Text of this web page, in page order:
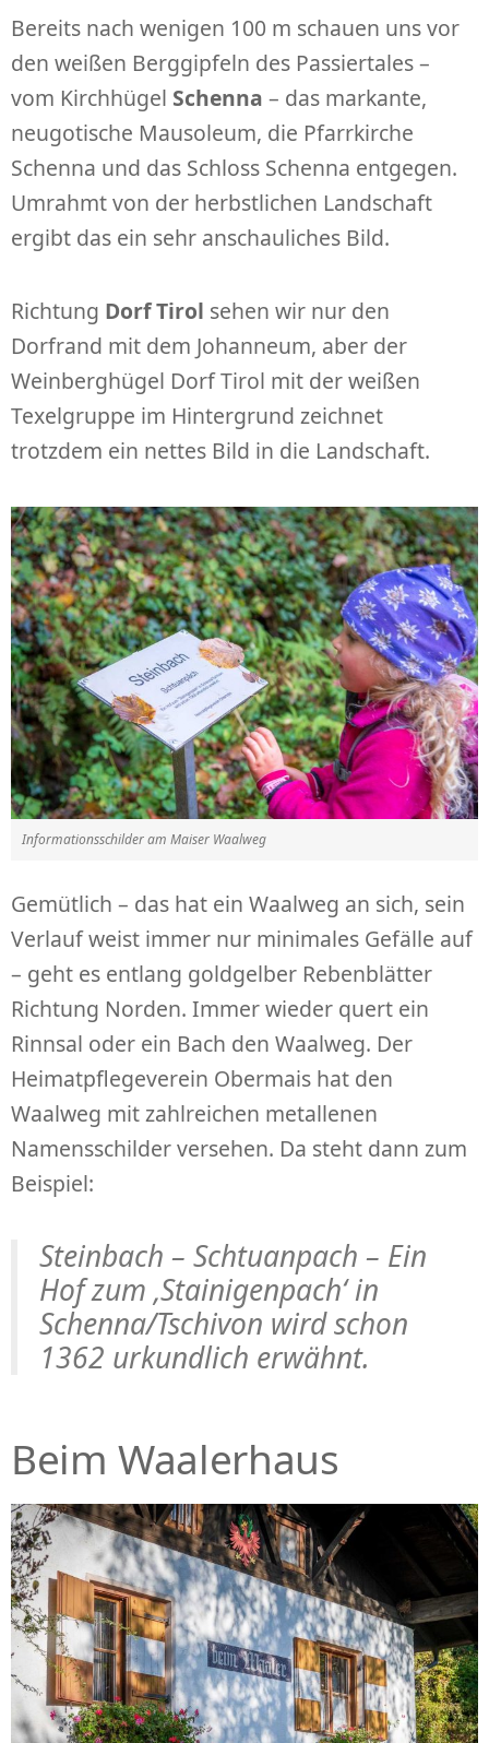
Bereits nach wenigen 100 m schauen uns vor
den weißen Berggipfeln des Passiertales –
vom Kirchhügel Schenna – das markante,
neugotische Mausoleum, die Pfarrkirche
Schenna und das Schloss Schenna entgegen.
Umrahmt von der herbstlichen Landschaft
ergibt das ein sehr anschauliches Bild.
Richtung Dorf Tirol sehen wir nur den
Dorfrand mit dem Johanneum, aber der
Weinberghügel Dorf Tirol mit der weißen
Texelgruppe im Hintergrund zeichnet
trotzdem ein nettes Bild in die Landschaft.
Informationsschilder am Maiser Waalweg
Gemütlich – das hat ein Waalweg an sich, sein
Verlauf weist immer nur minimales Gefälle auf
– geht es entlang goldgelber Rebenblätter
Richtung Norden. Immer wieder quert ein
Rinnsal oder ein Bach den Waalweg. Der
Heimatpflegeverein Obermais hat den
Waalweg mit zahlreichen metallenen
Namensschilder versehen. Da steht dann zum
Beispiel:
Steinbach – Schtuanpach – Ein
Hof zum ‚Stainigenpach‘ in
Schenna/Tschivon wird schon
1362 urkundlich erwähnt.
Beim Waalerhaus